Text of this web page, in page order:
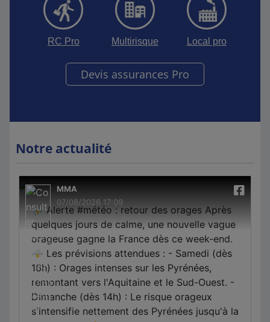
RC Pro Multirisque Local pro
Devis assurances Pro
Notre actualité